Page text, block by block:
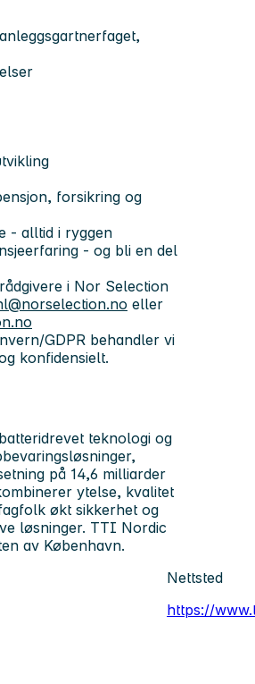
forsikring og
- alltid i ryggen
- og bli en del
i Nor Selection
eller
GDPR behandler vi
konfidensielt.
teknologi og
på 14,6 milliarder
ytelse, kvalitet
økt sikkerhet og
løsninger. TTI Nordic
av København.
Nettsted
https://